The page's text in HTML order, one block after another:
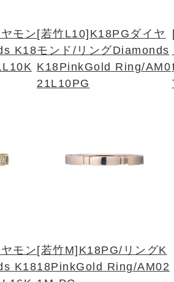
モン
K18
[若竹L10]K18PGダイヤ
モンド/リングDiamonds
K18PinkGold Ring/AM0
21L10PG
モン
K18
[若竹M]K18PG/リングK
18PinkGold Ring/AM02